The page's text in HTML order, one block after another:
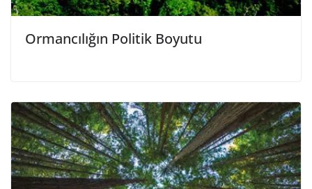
Ormancılığın Politik Boyutu